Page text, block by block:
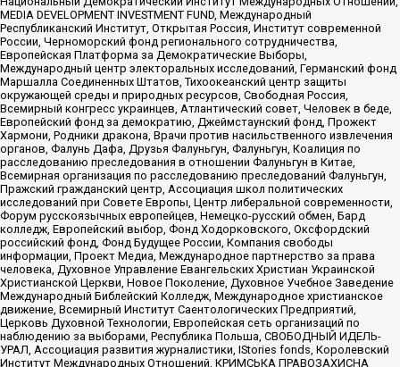
MEDIA DEVELOPMENT INVESTMENT FUND, Международный
Республиканский Институт, Открытая Россия, Институт современной
России, Черноморский фонд регионального сотрудничества,
Европейская Платформа за Демократические Выборы,
Международный центр электоральных исследований, Германский фонд
Маршалла Соединенных Штатов, Тихоокеанский центр защиты
окружающей среды и природных ресурсов, Свободная Россия,
Всемирный конгресс украинцев, Атлантический совет, Человек в беде,
Европейский фонд за демократию, Джеймстаунский фонд, Прожект
Хармони, Родники дракона, Врачи против насильственного извлечения
органов, Фалунь Дафа, Друзья Фалуньгун, Фалуньгун, Коалиция по
расследованию преследования в отношении Фалуньгун в Китае,
Всемирная организация по расследованию преследований Фалуньгун,
Пражский гражданский центр, Ассоциация школ политических
исследований при Совете Европы, Центр либеральной современности,
Форум русскоязычных европейцев, Немецко-русский обмен, Бард
колледж, Европейский выбор, Фонд Ходорковского, Оксфордский
российский фонд, Фонд Будущее России, Компания свободы
информации, Проект Медиа, Международное партнерство за права
человека, Духовное Управление Евангельских Христиан Украинской
Христианской Церкви, Новое Поколение, Духовное Учебное Заведение
Международный Библейский Колледж, Международное христианское
движение, Всемирный Институт Саентологических Предприятий,
Церковь Духовной Технологии, Европейская сеть организаций по
наблюдению за выборами, Республика Польша, СВОБОДНЫЙ ИДЕЛЬ-
УРАЛ, Ассоциация развития журналистики, IStories fonds, Королевский
Институт Международных Отношений, КРИМСЬКА ПРАВОЗАХИСНА